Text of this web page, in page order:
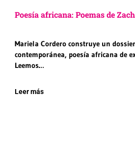
Poesía africana: Poemas de
Mariela Cordero construye un
contemporánea, poesía africana de
Leemos…
Leer más